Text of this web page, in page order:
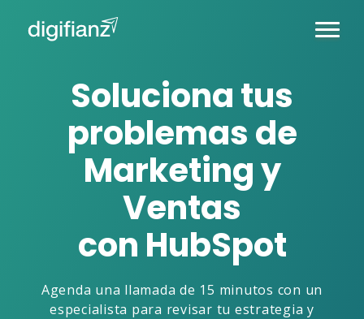
Soluciona tus
problemas de
Marketing y
Ventas
con HubSpot
Agenda una llamada de 15 minutos con un
especialista para revisar tu estrategia y